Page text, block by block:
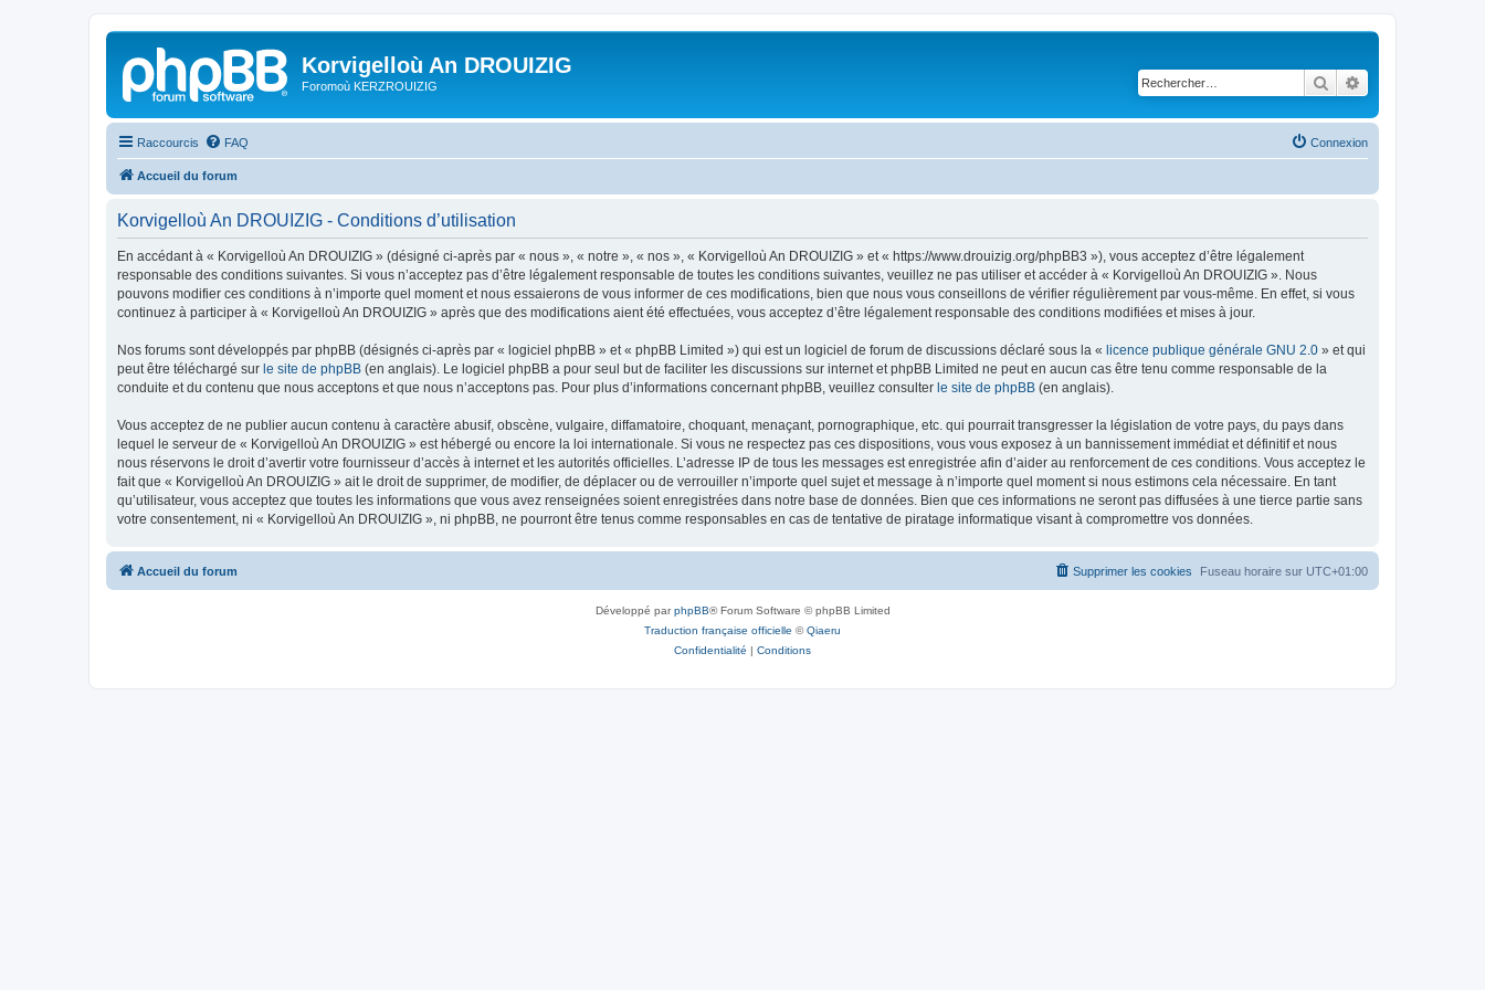
Korvigelloù An DROUIZIG
Foromoù KERZROUIZIG Rechercher
Raccourcis FAQ Connexion
Accueil du forum
Korvigelloù An DROUIZIG - Conditions d’utilisation
En accédant à « Korvigelloù An DROUIZIG » (désigné ci-après par « nous », « notre », « nos », « Korvigelloù An DROUIZIG » et « https://www.drouizig.org/phpBB3 »), vous acceptez d’être légalement
responsable des conditions suivantes. Si vous n’acceptez pas d’être légalement responsable de toutes les conditions suivantes, veuillez ne pas utiliser et accéder à « Korvigelloù An DROUIZIG ». Nous
pouvons modifier ces conditions à n’importe quel moment et nous essaierons de vous informer de ces modifications, bien que nous vous conseillons de vérifier régulièrement par vous-même. En effet, si vous
continuez à participer à « Korvigelloù An DROUIZIG » après que des modifications aient été effectuées, vous acceptez d’être légalement responsable des conditions modifiées et mises à jour.
Nos forums sont développés par phpBB (désignés ci-après par « logiciel phpBB » et « phpBB Limited ») qui est un logiciel de forum de discussions déclaré sous la « licence publique générale GNU 2.0 » et qui
peut être téléchargé sur le site de phpBB (en anglais). Le logiciel phpBB a pour seul but de faciliter les discussions sur internet et phpBB Limited ne peut en aucun cas être tenu comme responsable de la
conduite et du contenu que nous acceptons et que nous n’acceptons pas. Pour plus d’informations concernant phpBB, veuillez consulter le site de phpBB (en anglais).
Vous acceptez de ne publier aucun contenu à caractère abusif, obscène, vulgaire, diffamatoire, choquant, menaçant, pornographique, etc. qui pourrait transgresser la législation de votre pays, du pays dans
lequel le serveur de « Korvigelloù An DROUIZIG » est hébergé ou encore la loi internationale. Si vous ne respectez pas ces dispositions, vous vous exposez à un bannissement immédiat et définitif et nous
nous réservons le droit d’avertir votre fournisseur d’accès à internet et les autorités officielles. L’adresse IP de tous les messages est enregistrée afin d’aider au renforcement de ces conditions. Vous acceptez le
fait que « Korvigelloù An DROUIZIG » ait le droit de supprimer, de modifier, de déplacer ou de verrouiller n’importe quel sujet et message à n’importe quel moment si nous estimons cela nécessaire. En tant
qu’utilisateur, vous acceptez que toutes les informations que vous avez renseignées soient enregistrées dans notre base de données. Bien que ces informations ne seront pas diffusées à une tierce partie sans
votre consentement, ni « Korvigelloù An DROUIZIG », ni phpBB, ne pourront être tenus comme responsables en cas de tentative de piratage informatique visant à compromettre vos données.
Accueil du forum Fuseau horaire sur UTC+01:00
Supprimer les cookies
Développé parphpBB® Forum Software © phpBB Limited
Traduction française officielle ©Qiaeru
Confidentialité | Conditions